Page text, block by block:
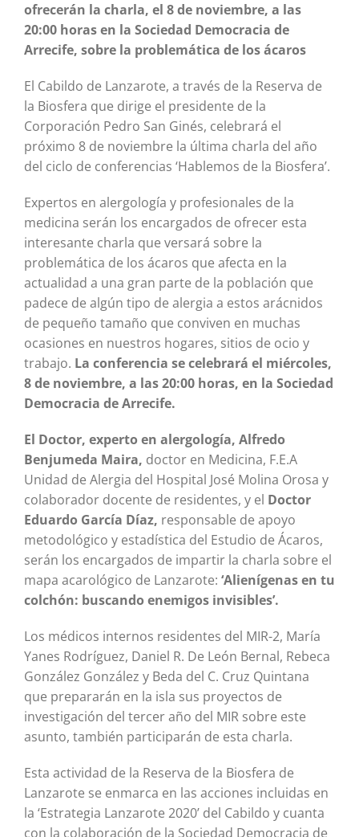
ofrecerán la charla, el 8 de noviembre, a las
20:00 horas en la Sociedad Democracia de
Arrecife, sobre la problemática de los ácaros
El Cabildo de Lanzarote, a través de la Reserva de
la Biosfera que dirige el presidente de la
Corporación Pedro San Ginés, celebrará el
próximo 8 de noviembre la última charla del año
del ciclo de conferencias ‘Hablemos de la Biosfera’.
Expertos en alergología y profesionales de la
medicina serán los encargados de ofrecer esta
interesante charla que versará sobre la
problemática de los ácaros que afecta en la
actualidad a una gran parte de la población que
padece de algún tipo de alergia a estos arácnidos
de pequeño tamaño que conviven en muchas
ocasiones en nuestros hogares, sitios de ocio y
trabajo. La conferencia se celebrará el miércoles,
8 de noviembre, a las 20:00 horas, en la Sociedad
Democracia de Arrecife.
El Doctor, experto en alergología, Alfredo
Benjumeda Maira, doctor en Medicina, F.E.A
Unidad de Alergia del Hospital José Molina Orosa y
colaborador docente de residentes, y el Doctor
Eduardo García Díaz, responsable de apoyo
metodológico y estadística del Estudio de Ácaros,
serán los encargados de impartir la charla sobre el
mapa acarológico de Lanzarote: ‘Alienígenas en tu
colchón: buscando enemigos invisibles’.
Los médicos internos residentes del MIR-2, María
Yanes Rodríguez, Daniel R. De León Bernal, Rebeca
González González y Beda del C. Cruz Quintana
que prepararán en la isla sus proyectos de
investigación del tercer año del MIR sobre este
asunto, también participarán de esta charla.
Esta actividad de la Reserva de la Biosfera de
Lanzarote se enmarca en las acciones incluidas en
la ‘Estrategia Lanzarote 2020’ del Cabildo y cuanta
con la colaboración de la Sociedad Democracia de